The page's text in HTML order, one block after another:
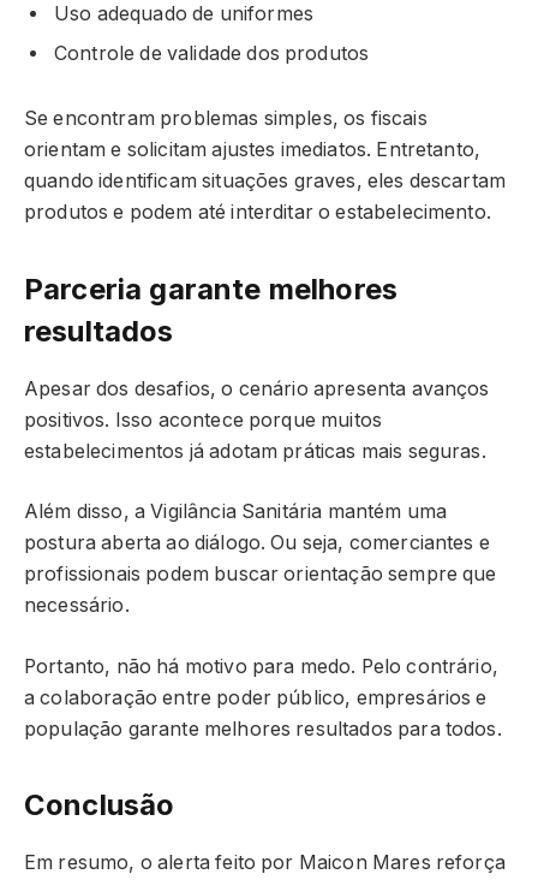
Uso adequado de uniformes
Controle de validade dos produtos
Se encontram problemas simples, os fiscais
orientam e solicitam ajustes imediatos. Entretanto,
quando identificam situações graves, eles descartam
produtos e podem até interditar o estabelecimento.
Parceria garante melhores
resultados
Apesar dos desafios, o cenário apresenta avanços
positivos. Isso acontece porque muitos
estabelecimentos já adotam práticas mais seguras.
Além disso, a Vigilância Sanitária mantém uma
postura aberta ao diálogo. Ou seja, comerciantes e
profissionais podem buscar orientação sempre que
necessário.
Portanto, não há motivo para medo. Pelo contrário,
a colaboração entre poder público, empresários e
população garante melhores resultados para todos.
Conclusão
Em resumo, o alerta feito por Maicon Mares reforça